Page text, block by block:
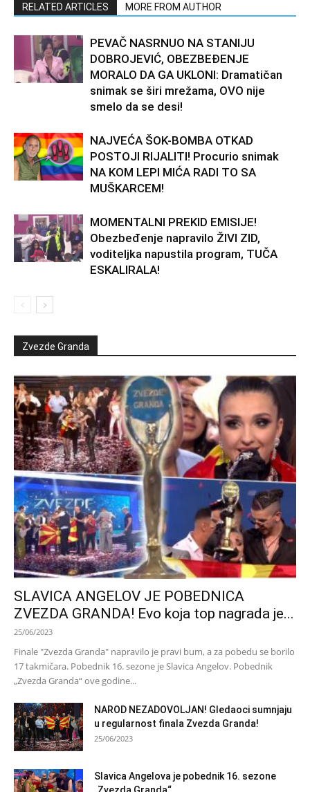
RELATED ARTICLES MORE FROM AUTHOR
PEVAČ NASRNUO NA STANIJU
DOBROJEVIĆ, OBEZBEĐENJE
MORALO DA GA UKLONI: Dramatičan
snimak se širi mrežama, OVO nije
smelo da se desi!
NAJVEĆA ŠOK-BOMBA OTKAD
POSTOJI RIJALITI! Procurio snimak
NA KOM LEPI MIĆA RADI TO SA
MUŠKARCEM!
MOMENTALNI PREKID EMISIJE!
Obezbeđenje napravilo ŽIVI ZID,
voditeljka napustila program, TUČA
ESKALIRALA!
Zvezde Granda
SLAVICA ANGELOV JE POBEDNICA
ZVEZDA GRANDA! Evo koja top nagrada je...
25/06/2023
Finale "Zvezda Granda" napravilo je pravi bum, a za pobedu se borilo
17 takmičara. Pobednik 16. sezone je Slavica Angelov. Pobednik
„Zvezda Granda“ ove godine...
NAROD NEZADOVOLJAN! Gledaoci sumnjaju
u regularnost finala Zvezda Granda!
25/06/2023
Slavica Angelova je pobednik 16. sezone
„Zvezda Granda“